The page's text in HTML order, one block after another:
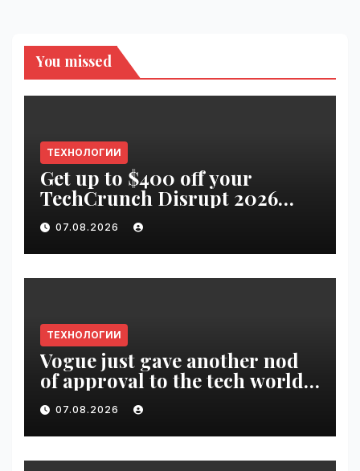
You missed
ТЕХНОЛОГИИ
Get up to $400 off your
TechCrunch Disrupt 2026
pass until tomorrow |
VseTime.ru
07.08.2026
ТЕХНОЛОГИИ
Vogue just gave another nod
of approval to the tech world |
VseTime.ru
07.08.2026